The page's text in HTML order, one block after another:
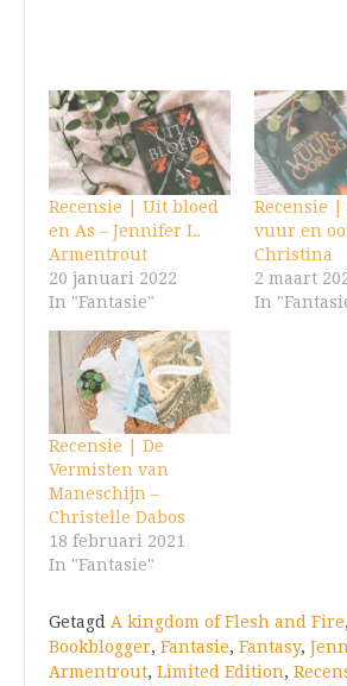
Recensie | Uit bloed
en As – Jennifer L.
Armentrout
20 januari 2022
In "Fantasie"
Recensie |
vuur en
Christina
2 maart
In
Recensie | De
Vermisten van
Maneschijn –
Christelle Dabos
18 februari 2021
In "Fantasie"
Getagd A kingdom of Flesh and Fire,
Bookblogger, Fantasie, Fantasy,
Armentrout, Limited Edition,